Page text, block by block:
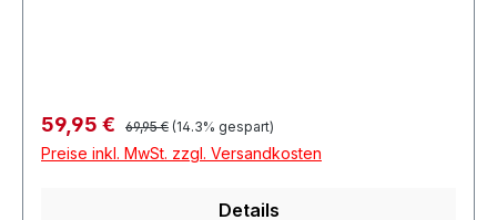
Verkaufspreis:
59,95 € Regulärer Preis:
69,95 € (14.3% gespart)
Preise inkl. MwSt. zzgl. Versandkosten
Details